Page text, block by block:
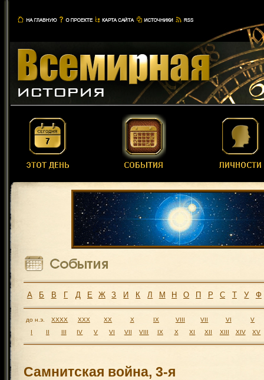
А Б В Г Д Е Ж З И К Л М Н О П Р С Т У Ф
до н.э. XXXX XXX XX X IX VIII VII VI
V
I
II III IV V VI VII VIII IX X XI XII XIII XIV XV
Самнитская война, 3-я